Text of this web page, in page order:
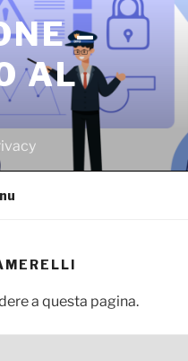
–
AL
a questa pagina.